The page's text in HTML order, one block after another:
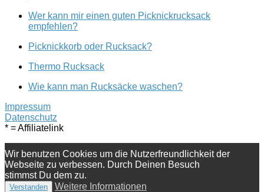
Wer kann mir einen guten Picknickrucksack
empfehlen?
Picknickkorb oder Rucksack?
Thermo Rucksack
Wie kann man Rucksäcke waschen?
Impressum
Datenschutz
* = Affiliatelink
Wir benutzen Cookies um die Nutzerfreundlichkeit der
Webseite zu verbessen. Durch Deinen Besuch
stimmst Du dem zu.
Verstanden Weitere Informationen